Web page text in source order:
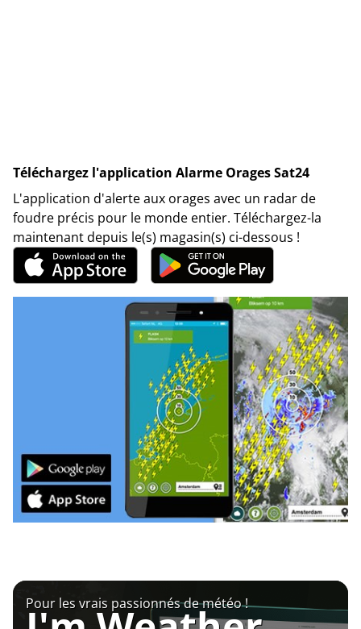
Téléchargez l'application Alarme Orages Sat24
L'application d'alerte aux orages avec un radar de
foudre précis pour le monde entier. Téléchargez-la
maintenant depuis le(s) magasin(s) ci-dessous !
Pour les vrais passionnés de météo !